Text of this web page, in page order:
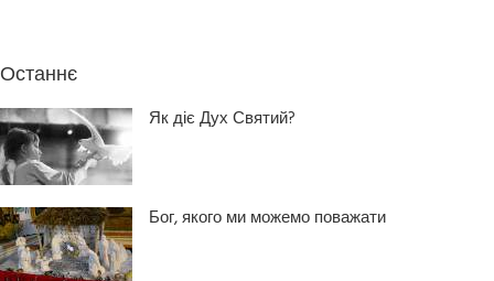
Останнє
Як діє Дух Святий?
Бог, якого ми можемо поважати